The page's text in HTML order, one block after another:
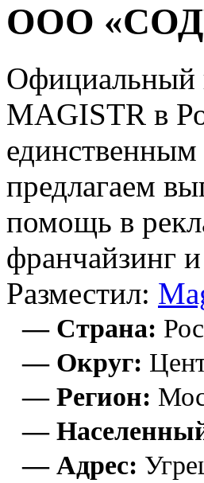
ООО
Официальный
MAGISTR в
предлагаем
помощь в
франчайзинг
Разместил:
— Страна:
— Округ:
— Регион:
—
— Адрес: